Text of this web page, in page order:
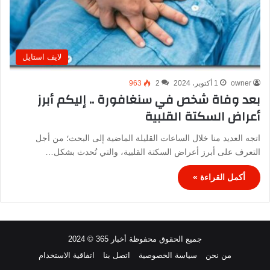
لايف استايل
owner 1 أكتوبر، 2024 2
963
بعد وفاة شخص في سنغافورة .. إليكم أبرز
أعراض السكتة القلبية
اتجه العديد منا خلال الساعات القليلة الماضية إلى البحث؛ من أجل
التعرف على أبرز أعراض السكتة القلبية، والتي تُحدث بشكل…
أكمل القراءة »
جميع الحقوق محفوظة أخبار 365 © 2024
من نحن
سياسة الخصوصية اتصل بنا اتفاقية الاستخدام